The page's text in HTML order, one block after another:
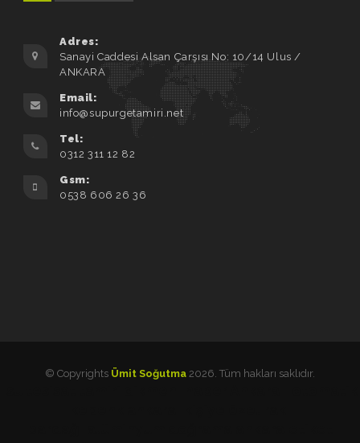
Adres:
Sanayi Caddesi Alsan Çarşısı No: 10/14 Ulus /
ANKARA
Email:
info@supurgetamiri.net
Tel:
0312 311 12 82
Gsm:
0538 606 26 36
© Copyrights Ümit Soğutma 2026. Tüm hakları saklıdır.